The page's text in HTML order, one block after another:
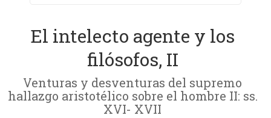
El intelecto agente y los
filósofos, II
Venturas y desventuras del supremo
hallazgo aristotélico sobre el hombre II: ss.
XVI- XVII